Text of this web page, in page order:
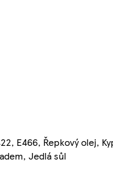
E466, Řepkový olej,
Jedlá sůl